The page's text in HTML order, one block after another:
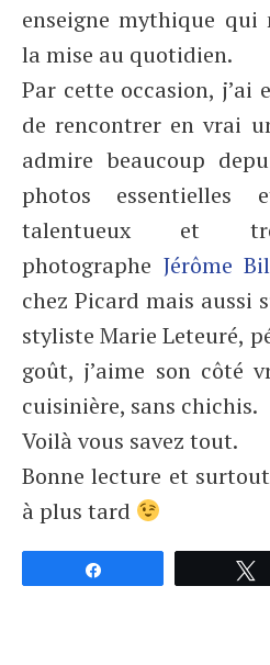
enseigne mythique qui
la mise au quotidien.
Par cette occasion, j’ai
de rencontrer en vrai
admire beaucoup
photos
talentueux et
photographe Jérôme
chez Picard mais aussi
styliste Marie Leteuré,
goût, j’aime son côté
cuisinière, sans chichis.
Voilà vous savez tout.
Bonne lecture et
à plus tard